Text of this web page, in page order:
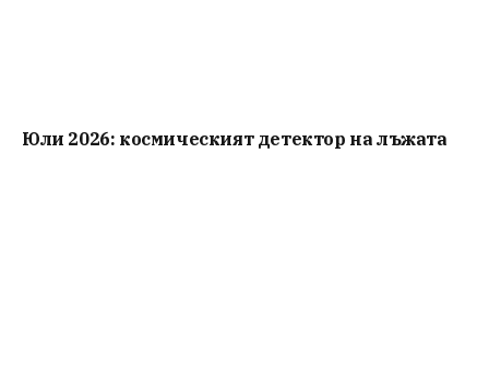
Юли 2026: космическият детектор на лъжата